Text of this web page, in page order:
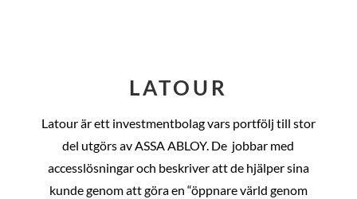
LATOUR
Latour är ett investmentbolag vars portfölj till stor
del utgörs av ASSA ABLOY. De jobbar med
accesslösningar och beskriver att de hjälper sina
kunde genom att göra en “öppnare värld genom